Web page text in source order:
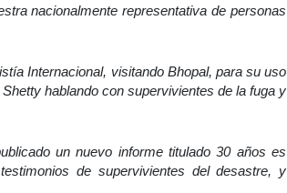
nacionalmente representativa de personas
Internacional, visitando Bhopal, para su uso
hablando con supervivientes de la fuga y
un nuevo informe titulado 30 años es
de supervivientes del desastre, y